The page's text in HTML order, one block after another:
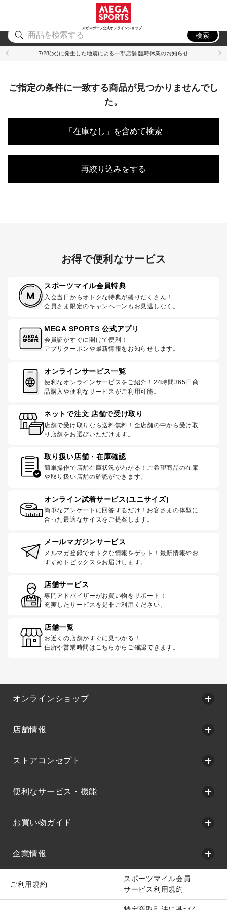
メガスポーツ公式オンラインショップ
アウトドア
検索
7/28(火)に発生した地震による一部店舗 臨時休業のお知らせ
ご指定の条件に一致する商品が見つかりませんでし
た。
「在庫なし」を含めて検索
再絞り込みをする
お得で便利なサービス
スポーツマイル会員特典
入会当日からオトクな特典が盛りだくさん！
会員さま限定のキャンペーンもお見逃しなく。
MEGA SPORTS 公式アプリ
会員証がすぐに開けて便利！
アプリクーポンや最新情報をお知らせします。
オンラインサービス一覧
便利なオンラインサービスをご紹介！24時間365日商
品購入や便利なサービスがご利用可能。
ネットで注文 店舗で受け取り
店舗で受け取りなら送料無料！全店舗の中から受け取
り店舗をお選びいただけます。
取り扱い店舗・在庫確認
簡単操作で店舗在庫状況がわかる！ご希望商品の在庫
や取り扱い店舗の確認ができます。
オンライン試着サービス(ユニサイズ)
簡単なアンケートに回答するだけ！お客さまの体型に
合った最適なサイズをご提案します。
メールマガジンサービス
メルマガ登録でオトクな情報をゲット！最新情報やお
すすめトピックスをお届けします。
店舗サービス
専門アドバイザーがお買い物をサポート！
充実したサービスを是非ご利用ください。
店舗一覧
お近くの店舗がすぐに見つかる！
住所や営業時間はこちらからご確認できます。
オンラインショップ
店舗情報
ストアコンセプト
便利なサービス・機能
お買い物ガイド
企業情報
ご利用規約
スポーツマイル会員
サービス利用規約